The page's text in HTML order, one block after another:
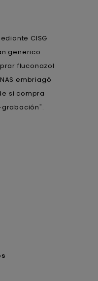
CISG
generico
fluconazol
embriagó
si compra